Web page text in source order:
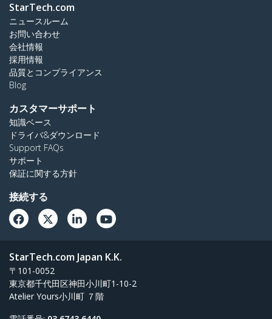
StarTech.com
ニュースルーム
お問い合わせ
会社情報
採用情報
品質とコンプライアンス
Blog
カスタマーサポート
知識ベース
ドライバ&ダウンロード
Support FAQs
サポート
保証に関する方針
接続する
StarTech.com Japan K.K.
〒101-0052
東京都千代田区神田小川町1-10-2
Atelier Yours小川町 ７階